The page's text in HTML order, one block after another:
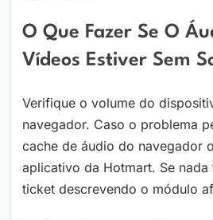
O Que Fazer Se O
Vídeos Estiver Sem
Verifique o volume do
navegador. Caso o problema
cache de áudio do navegador
aplicativo da Hotmart. Se nada
ticket descrevendo o módulo